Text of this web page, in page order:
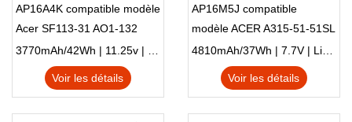
AP16A4K compatible modèle
Acer SF113-31 AO1-132
NE132
3770mAh/42Wh | 11.25v | Li-ion ...
Voir les détails
AP16M5J compatible
modèle ACER A315-51-51SL
N17Q1 SERIES
4810mAh/37Wh | 7.7V | Li-ion ...
Voir les détails